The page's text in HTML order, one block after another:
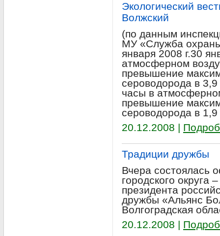
Экологический
Волжский
(по данным
МУ «Служба
января 2008 г.30
атмосферном
превышение
сероводорода в
часы в
превышение
сероводорода в 1,9
20.12.2008 |
Традиции дружбы
Вчера состоялась
городского округа
президента
дружбы «Альянс
Волгоградская
20.12.2008 |